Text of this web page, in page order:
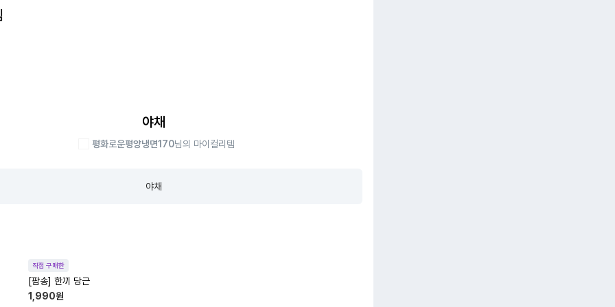
야채
평화로운평양냉면170님의 마이컬리템
야채
직접 구매한
[팜송] 한끼 당근
1,990원